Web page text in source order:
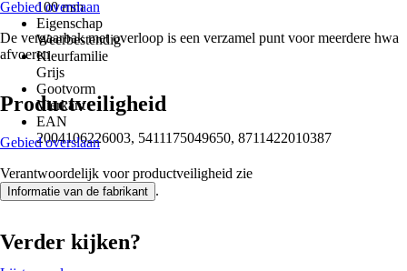
100 mm
Eigenschap
Weerbestendig
Kleurfamilie
Grijs
Gootvorm
Vierkant
EAN
2004106226003, 5411175049650, 8711422010387
Gebied overslaan
De vergaarbak met overloop is een verzamel punt voor meerdere hwa
afvoeren
Productveiligheid
Gebied overslaan
Verantwoordelijk voor productveiligheid zie
Informatie van de fabrikant .
Verder kijken?